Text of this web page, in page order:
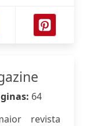
64
revista